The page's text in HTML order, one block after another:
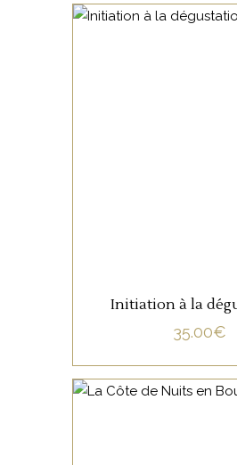
Initiation à la
35.00€